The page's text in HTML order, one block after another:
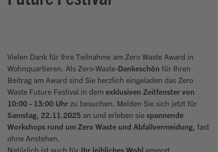
Vielen Dank für Ihre Teilnahme am Zero Waste Award in
Wohnquartieren. Als Zero-Waste-Dankeschön für Ihren
Beitrag am Award sind Sie herzlich eingeladen das Zero
Waste Future Festival in dem exklusiven Zeitfenster von
10:00 - 13:00 Uhr zu besuchen. Melden Sie sich jetzt für
Samstag, 22.11.2025 an und erleben sie spannende
Workshops rund um Zero Waste und Abfallvermeidung, fast
ohne Anstehen.
Natürlich ist auch für Ihr leibliches Wohl gesorgt.